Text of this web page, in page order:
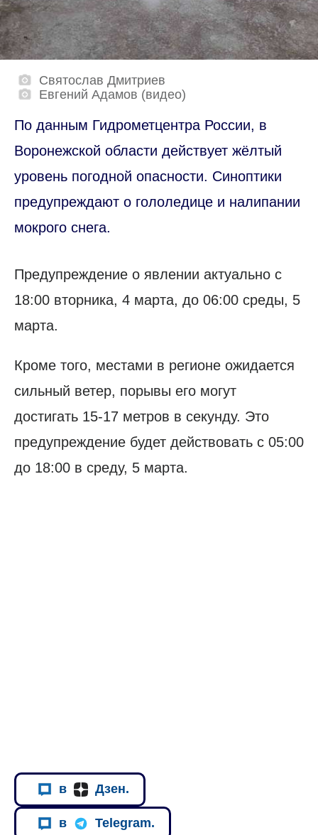
Святослав Дмитриев
Евгений Адамов (видео)
По данным Гидрометцентра России, в
Воронежской области действует жёлтый
уровень погодной опасности. Синоптики
предупреждают о гололедице и налипании
мокрого снега.
Предупреждение о явлении актуально с
18:00 вторника, 4 марта, до 06:00 среды, 5
марта.
Кроме того, местами в регионе ожидается
сильный ветер, порывы его могут
достигать 15-17 метров в секунду. Это
предупреждение будет действовать с 05:00
до 18:00 в среду, 5 марта.
в Дзен.
в Telegram.